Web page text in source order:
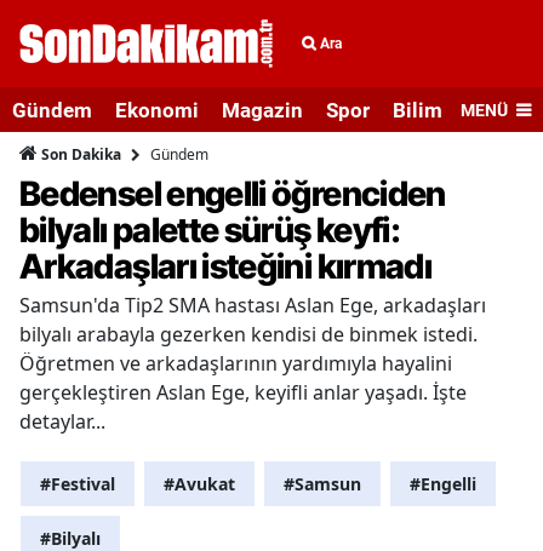
Ara
Gündem Ekonomi Magazin Spor Bilim veMENÜ
Son Dakika Gündem
Bedensel engelli öğrenciden
bilyalı palette sürüş keyfi:
Arkadaşları isteğini kırmadı
Samsun'da Tip2 SMA hastası Aslan Ege, arkadaşları
bilyalı arabayla gezerken kendisi de binmek istedi.
Öğretmen ve arkadaşlarının yardımıyla hayalini
gerçekleştiren Aslan Ege, keyifli anlar yaşadı. İşte
detaylar...
#Festival #Avukat #Samsun #Engelli
#Bilyalı